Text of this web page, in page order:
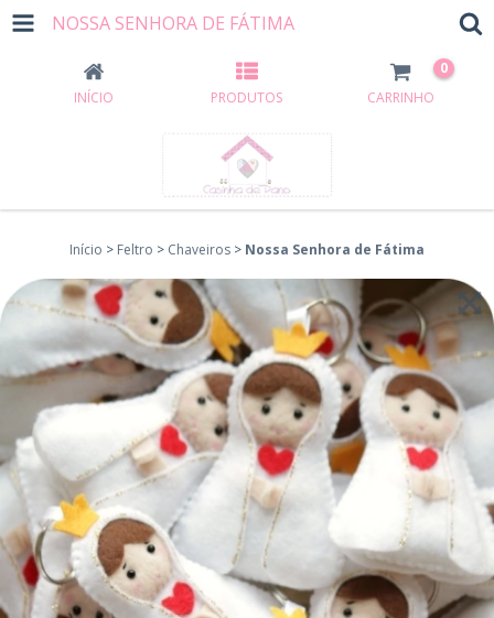
NOSSA SENHORA DE FÁTIMA
INÍCIO PRODUTOS CARRINHO
0
Início > Feltro > Chaveiros > Nossa Senhora de Fátima